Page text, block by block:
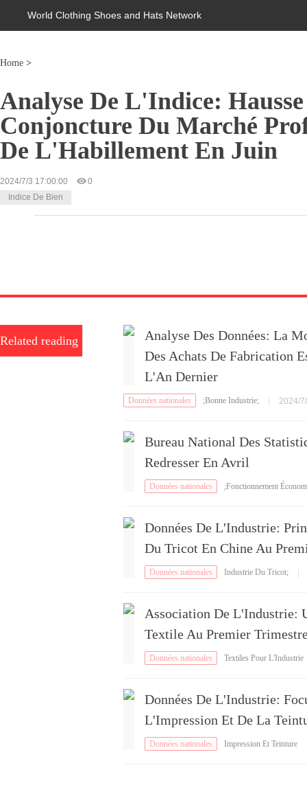
World Clothing Shoes and Hats Network
Home >
Analyse De L'Indice:
Conjoncture Du Marché
De L'Habillement En Juin
2024/7/3 17:00:00
0
Indice De Bien
Related reading
Analyse Des Données: La
Des Achats De Fabrication
L'An Dernier
Données nationales ;Bonne Industrie; 2024/
Bureau National Des
Redresser En Avril
Données nationales
;Fonctionnement
Données De L'Industrie:
Du Tricot En Chine Au
Données nationales Industrie Du Tricot;
Association De L'Industrie:
Textile Au Premier
Données nationales Textiles Pour L'Industrie
Données De L'Industrie:
L'Impression Et De La
Données nationales Impression Et Teinture